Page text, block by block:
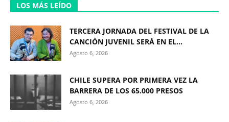
LOS MÁS LEÍDO
TERCERA JORNADA DEL FESTIVAL DE LA
CANCIÓN JUVENIL SERÁ EN EL...
Agosto 6, 2026
CHILE SUPERA POR PRIMERA VEZ LA
BARRERA DE LOS 65.000 PRESOS
Agosto 6, 2026